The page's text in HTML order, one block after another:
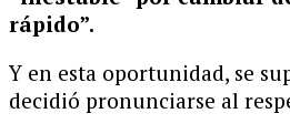
rápido”.
Y en esta oportunidad, se
decidió pronunciarse al